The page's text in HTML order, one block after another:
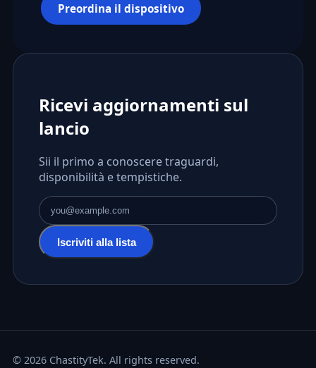
Preordina il dispositivo
Ricevi aggiornamenti sul
lancio
Sii il primo a conoscere traguardi,
disponibilità e tempistiche.
Indirizzo email
Iscriviti alla lista
© 2026 ChastityTek. All rights reserved.